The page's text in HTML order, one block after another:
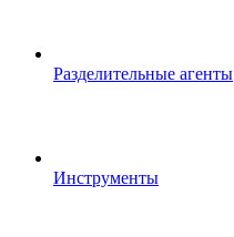
Разделительные агенты
Инструменты